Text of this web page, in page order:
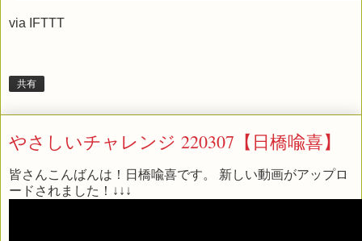
via IFTTT
共有
やさしいチャレンジ 220307【日橋喩喜】
皆さんこんばんは！日橋喩喜です。 新しい動画がアップロ
ードされました！↓↓↓